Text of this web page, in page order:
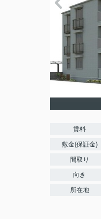
賃料
敷金(保証金)
間取り
向き
所在地